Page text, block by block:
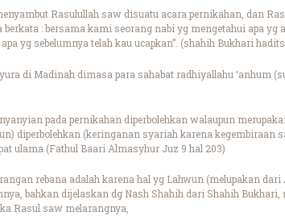
Rasulullah saw disuatu acara pernikahan, dan
: bersama kami seorang nabi yg mengetahui apa yg
yg sebelumnya telah kau ucapkan”. (shahih Bukhari
di Madinah dimasa para sahabat radhiyallahu ‘anhum
pada pernikahan diperbolehkan walaupun
diperbolehkan (keringanan syariah karena kegembiraan
ulama (Fathul Baari Almasyhur Juz 9 hal 203)
rebana adalah karena hal yg Lahwun (melupakan
bahkan dijelaskan dg Nash Shahih dari Shahih
Rasul saw melarangnya,